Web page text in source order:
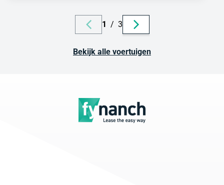
1 / 3
Bekijk alle voertuigen